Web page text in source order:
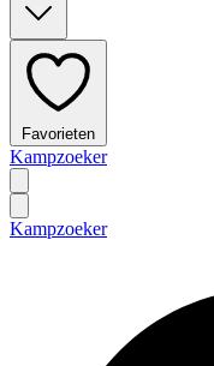
Favorieten
Kampzoeker
Kampzoeker